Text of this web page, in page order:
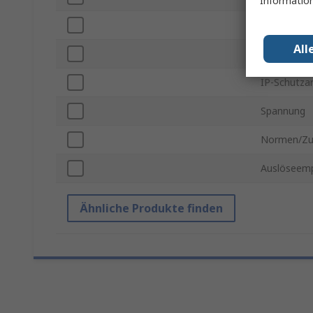
Kontakt-
IP-
Spannung
Normen/
Ähnliche Produkte finden